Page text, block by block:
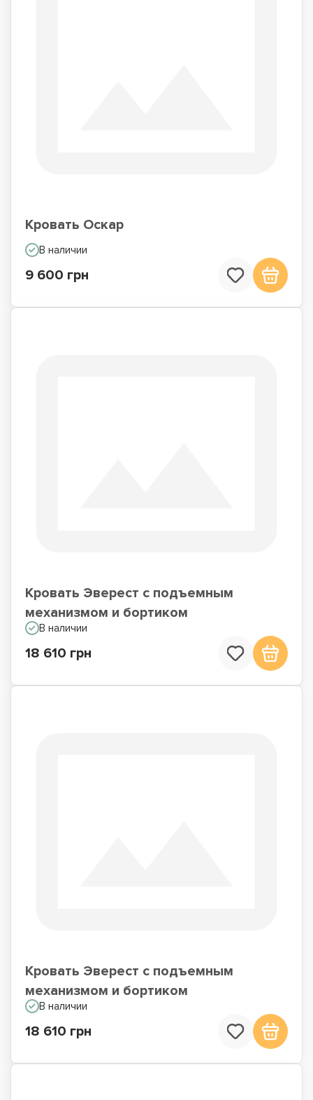
Кровать Оскар
В наличии
9 600 грн
Кровать Эверест с подъемным
механизмом и бортиком
В наличии
18 610 грн
Кровать Эверест с подъемным
механизмом и бортиком
В наличии
18 610 грн